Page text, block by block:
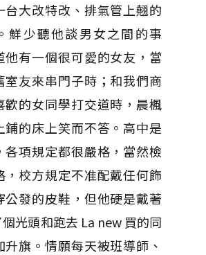
台大改特改、排氣管上翹的
鮮少聽他談男女之間的事
他有一個很可愛的女友，當
室友來串門子時；和我們商
歡的女同學打交道時，晨楓
鋪的床上笑而不答。高中是
各項規定都很嚴格，當然檢
，校方規定不准配戴任何飾
公發的皮鞋，但他硬是戴著
光頭和跑去 La new 買的同
旗。情願每天被班導師、